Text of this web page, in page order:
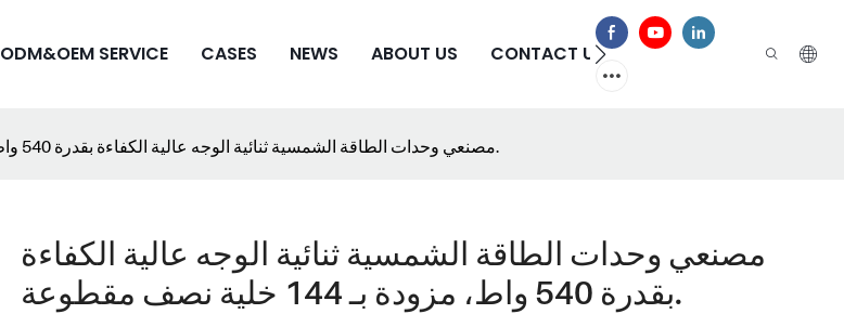
ODM&OEM SERVICE CASES NEWS ABOUT US CONTACT US الأسئلة الشائعة
مصنعي وحدات الطاقة الشمسية ثنائية الوجه عالية الكفاءة بقدرة 540 واط، مزودة بـ 144 خلية نصف مقطوعة.
مصنعي وحدات الطاقة الشمسية ثنائية الوجه عالية الكفاءة
بقدرة 540 واط، مزودة بـ 144 خلية نصف مقطوعة.